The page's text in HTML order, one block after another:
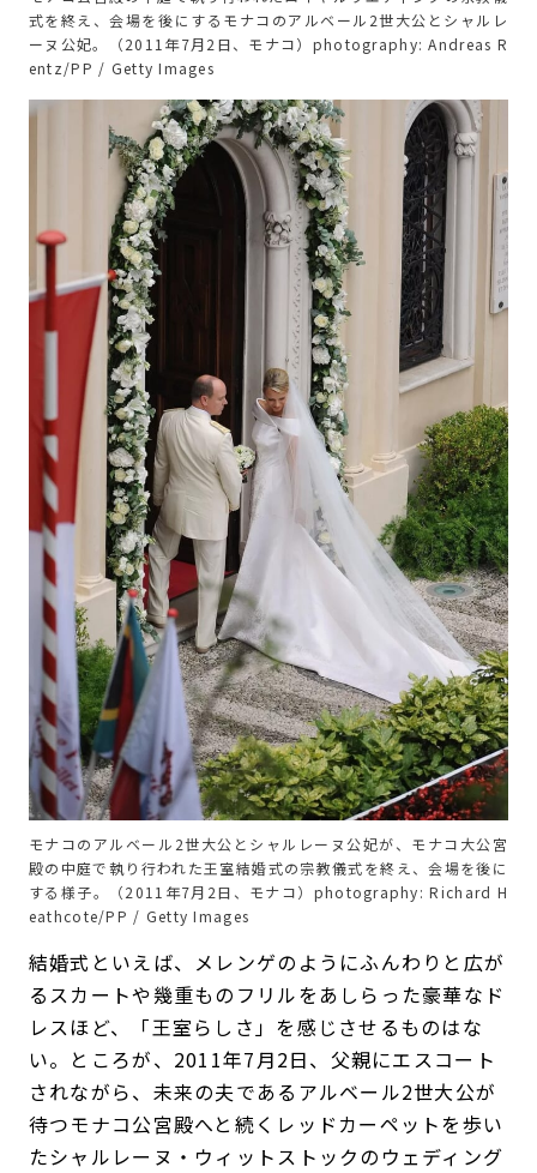
式を終え、会場を後にするモナコのアルベール2世大公とシャルレ
ーヌ公妃。（2011年7月2日、モナコ）photography: Andreas R
entz/PP / Getty Images
モナコのアルベール2世大公とシャルレーヌ公妃が、モナコ大公宮
殿の中庭で執り行われた王室結婚式の宗教儀式を終え、会場を後に
する様子。（2011年7月2日、モナコ）photography: Richard H
eathcote/PP / Getty Images
結婚式といえば、メレンゲのようにふんわりと広が
るスカートや幾重ものフリルをあしらった豪華なド
レスほど、「王室らしさ」を感じさせるものはな
い。ところが、2011年7月2日、父親にエスコート
されながら、未来の夫であるアルベール2世大公が
待つモナコ公宮殿へと続くレッドカーペットを歩い
たシャルレーヌ・ウィットストックのウェディング